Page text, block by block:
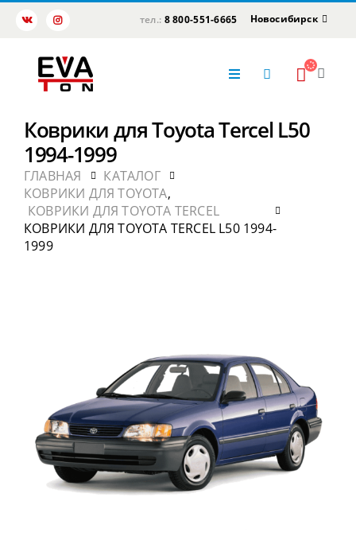
тел.: 8 800-551-6665 Новосибирск
Коврики для Toyota Tercel L50
1994-1999
ГЛАВНАЯ
КАТАЛОГ
КОВРИКИ ДЛЯ TOYOTA,
КОВРИКИ ДЛЯ TOYOTA TERCEL
КОВРИКИ ДЛЯ TOYOTA TERCEL L50 1994-
1999